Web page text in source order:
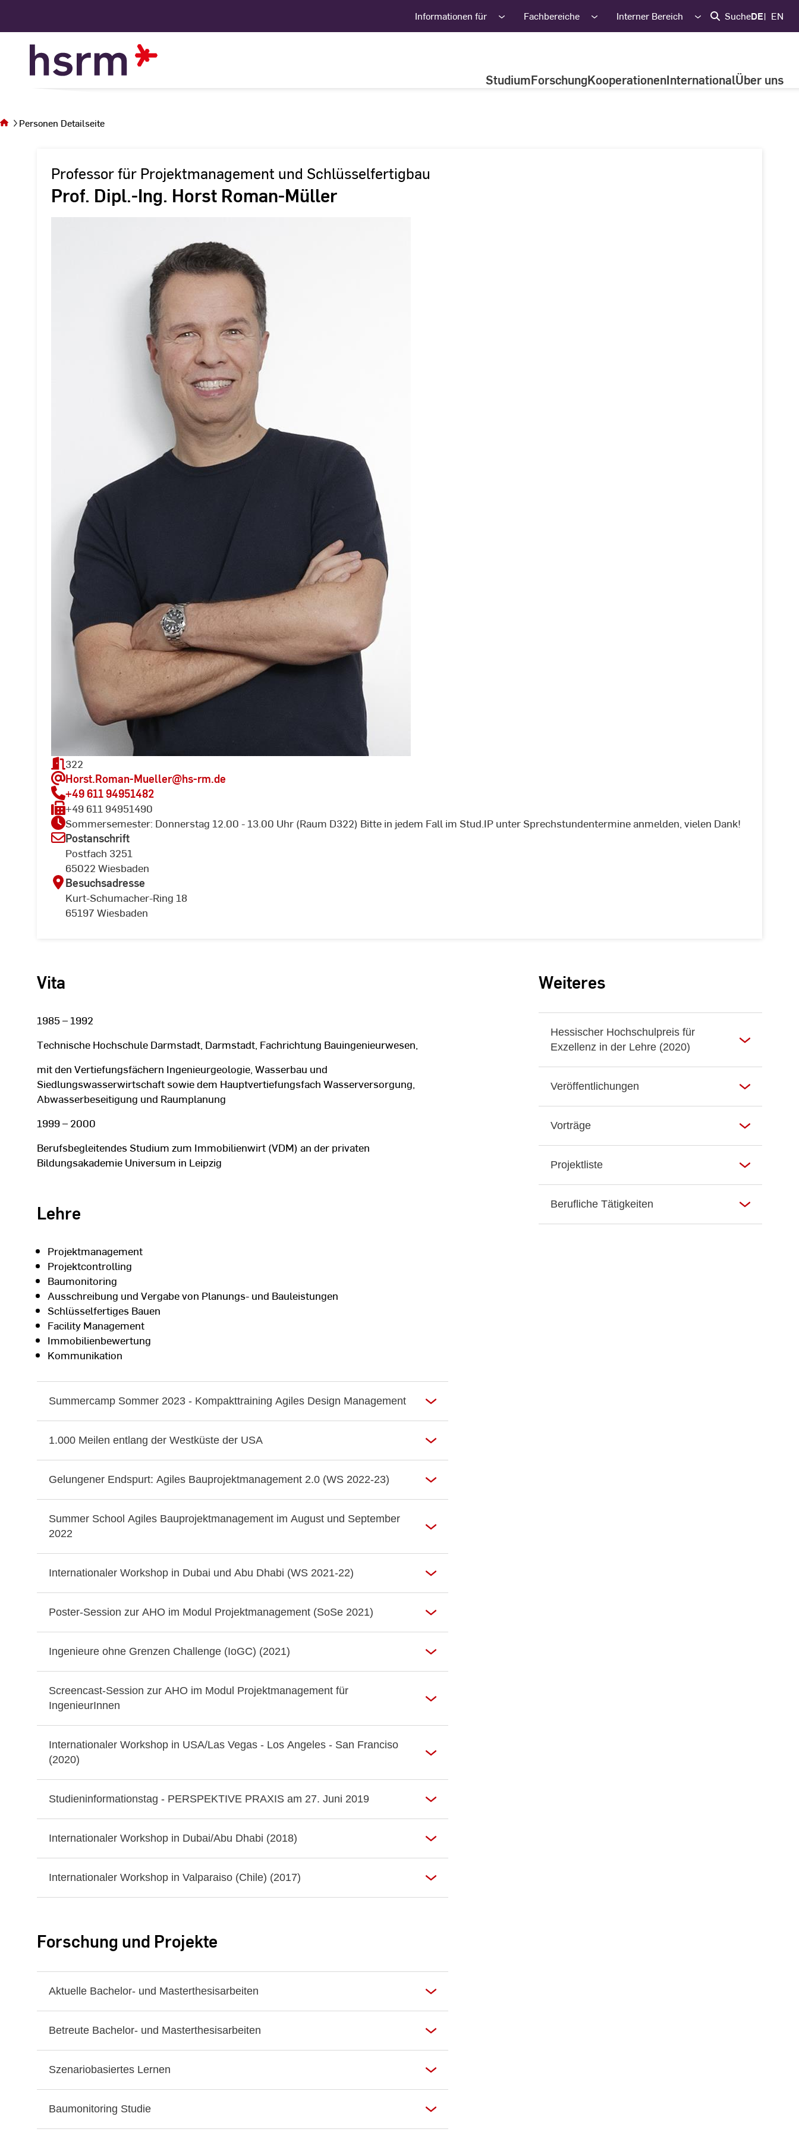
Informationen für Fachbereiche Interner Bereich SucheDE EN
StudiumForschungKooperationenInternationalÜber uns
sich auf
der SeitePersonen Detailseite
Professor für Projektmanagement und Schlüsselfertigbau
Prof. Dipl.-Ing. Horst Roman-Müller
322
Horst.Roman-Mueller@hs-rm.de
+49 611 94951482
+49 611 94951490
Sommersemester: Donnerstag 12.00 - 13.00 Uhr (Raum D322) Bitte in jedem Fall im Stud.IP unter Sprechstundentermine anmelden, vielen Dank!
Postanschrift
Postfach 3251
65022 Wiesbaden
Besuchsadresse
Kurt-Schumacher-Ring 18
65197 Wiesbaden
Vita
1985 – 1992
Technische Hochschule Darmstadt, Darmstadt, Fachrichtung Bauingenieurwesen,
mit den Vertiefungsfächern Ingenieurgeologie, Wasserbau und
Siedlungswasserwirtschaft sowie dem Hauptvertiefungsfach Wasserversorgung,
Abwasserbeseitigung und Raumplanung
1999 – 2000
Berufsbegleitendes Studium zum Immobilienwirt (VDM) an der privaten
Bildungsakademie Universum in Leipzig
Lehre
Projektmanagement
Projektcontrolling
Baumonitoring
Ausschreibung und Vergabe von Planungs- und Bauleistungen
Schlüsselfertiges Bauen
Facility Management
Immobilienbewertung
Kommunikation
Summercamp Sommer 2023 - Kompakttraining Agiles Design Management
1.000 Meilen entlang der Westküste der USA
Gelungener Endspurt: Agiles Bauprojektmanagement 2.0 (WS 2022-23)
Summer School Agiles Bauprojektmanagement im August und September
2022
Internationaler Workshop in Dubai und Abu Dhabi (WS 2021-22)
Poster-Session zur AHO im Modul Projektmanagement (SoSe 2021)
Ingenieure ohne Grenzen Challenge (IoGC) (2021)
Screencast-Session zur AHO im Modul Projektmanagement für
IngenieurInnen
Internationaler Workshop in USA/Las Vegas - Los Angeles - San Franciso
(2020)
Studieninformationstag - PERSPEKTIVE PRAXIS am 27. Juni 2019
Internationaler Workshop in Dubai/Abu Dhabi (2018)
Internationaler Workshop in Valparaiso (Chile) (2017)
Forschung und Projekte
Aktuelle Bachelor- und Masterthesisarbeiten
Betreute Bachelor- und Masterthesisarbeiten
Szenariobasiertes Lernen
Baumonitoring Studie
Weiteres
Hessischer Hochschulpreis für
Exzellenz in der Lehre (2020)
Veröffentlichungen
Vorträge
Projektliste
Berufliche Tätigkeiten